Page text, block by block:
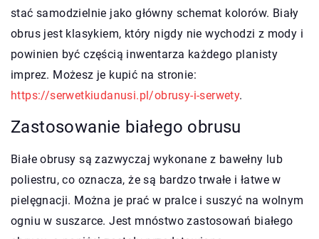
stać samodzielnie jako główny schemat kolorów. Biały
obrus jest klasykiem, który nigdy nie wychodzi z mody i
powinien być częścią inwentarza każdego planisty
imprez. Możesz je kupić na stronie:
https://serwetkiudanusi.pl/obrusy-i-serwety.
Zastosowanie białego obrusu
Białe obrusy są zazwyczaj wykonane z bawełny lub
poliestru, co oznacza, że są bardzo trwałe i łatwe w
pielęgnacji. Można je prać w pralce i suszyć na wolnym
ogniu w suszarce. Jest mnóstwo zastosowań białego